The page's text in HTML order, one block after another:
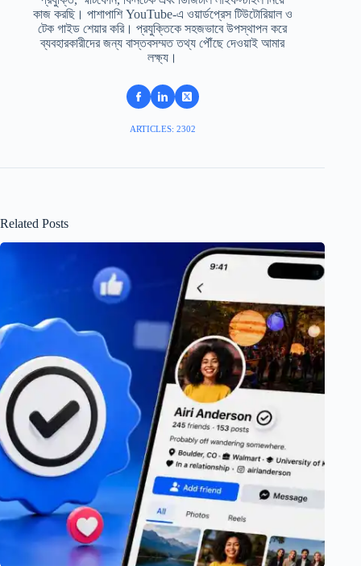
কাজ করছি। পাশাপাশি YouTube-এ ওয়ার্ডপ্রেস টিউটোরিয়াল ও
টেক গাইড শেয়ার করি। প্রযুক্তিকে সহজভাবে উপস্থাপন করে
ব্যবহারকারীদের জন্য বাস্তবসম্মত তথ্য পৌঁছে দেওয়াই আমার
লক্ষ্য।
ARTICLES: 2302
Related Posts